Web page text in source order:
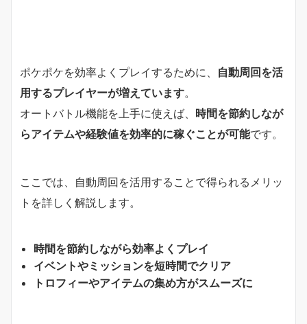
ポケポケを効率よくプレイするために、 自動周回を活
用するプレイヤーが増えています。
オートバトル機能を上手に使えば、 時間を節約しなが
らアイテムや経験値を効率的に稼ぐことが可能です。
ここでは、自動周回を活用することで得られるメリッ
トを詳しく解説します。
時間を節約しながら効率よくプレイ
イベントやミッションを短時間でクリア
トロフィーやアイテムの集め方がスムーズに